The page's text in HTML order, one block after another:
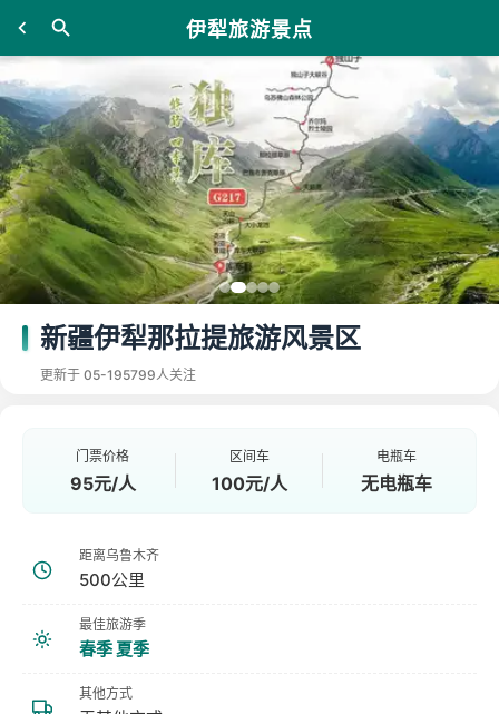
伊犁旅游景点
新疆伊犁那拉提旅游风景区
更新于 05-195799人关注
门票价格
95元/人
区间车
100元/人
电瓶车
无电瓶车
距离乌鲁木齐
500公里
最佳旅游季
春季 夏季
其他方式